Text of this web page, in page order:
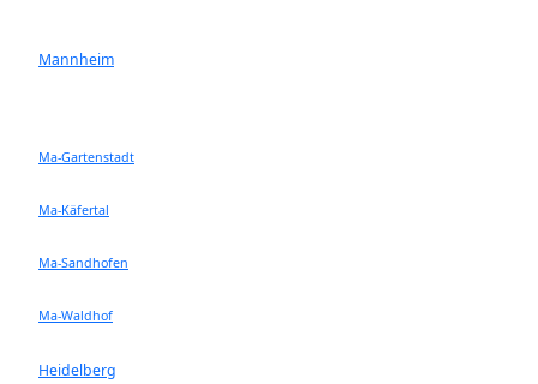
Mannheim
Ma-Gartenstadt
Ma-Käfertal
Ma-Sandhofen
Ma-Waldhof
Heidelberg